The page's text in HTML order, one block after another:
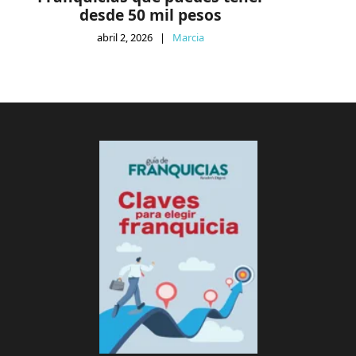
desde 50 mil pesos
abril 2, 2026 | Marcia